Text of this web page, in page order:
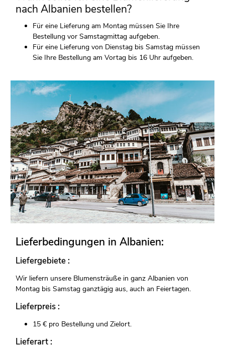
nach Albanien bestellen?
Für eine Lieferung am Montag müssen Sie Ihre
Bestellung vor Samstagmittag aufgeben.
Für eine Lieferung von Dienstag bis Samstag müssen
Sie Ihre Bestellung am Vortag bis 16 Uhr aufgeben.
Lieferbedingungen in Albanien:
Liefergebiete :
Wir liefern unsere Blumensträuße in ganz Albanien von
Montag bis Samstag ganztägig aus, auch an Feiertagen.
Lieferpreis :
15 € pro Bestellung und Zielort.
Lieferart :